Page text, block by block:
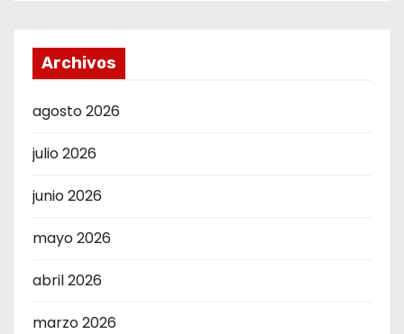
Archivos
agosto 2026
julio 2026
junio 2026
mayo 2026
abril 2026
marzo 2026